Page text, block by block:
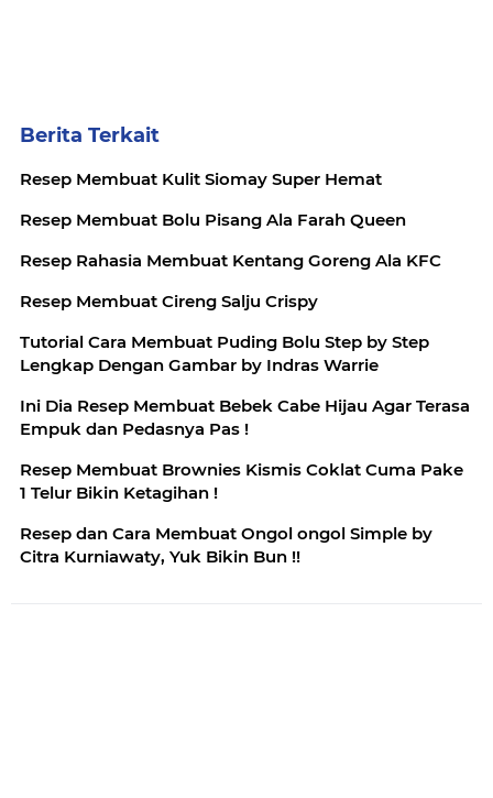
Berita Terkait
Resep Membuat Kulit Siomay Super Hemat
Resep Membuat Bolu Pisang Ala Farah Queen
Resep Rahasia Membuat Kentang Goreng Ala KFC
Resep Membuat Cireng Salju Crispy
Tutorial Cara Membuat Puding Bolu Step by Step
Lengkap Dengan Gambar by Indras Warrie
Ini Dia Resep Membuat Bebek Cabe Hijau Agar Terasa
Empuk dan Pedasnya Pas !
Resep Membuat Brownies Kismis Coklat Cuma Pake
1 Telur Bikin Ketagihan !
Resep dan Cara Membuat Ongol ongol Simple by
Citra Kurniawaty, Yuk Bikin Bun !!